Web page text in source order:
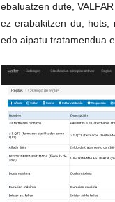
ebaluatzen dute,
ez erabakitzen du; hots,
edo aipatu tratamendua